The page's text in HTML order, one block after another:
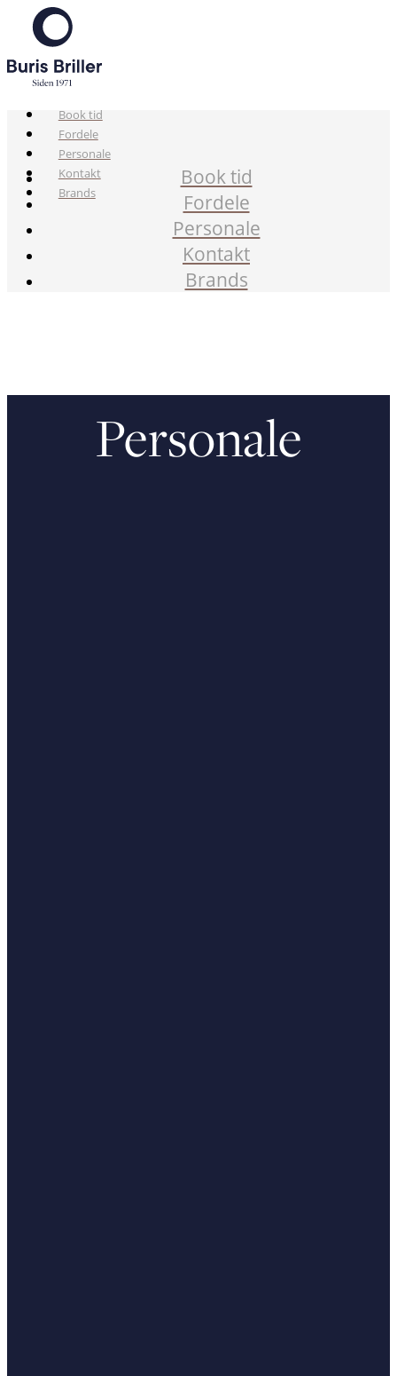
Book tid
Fordele
Personale
Kontakt
Brands
Book tid
Fordele
Personale
Kontakt
Brands
Personale